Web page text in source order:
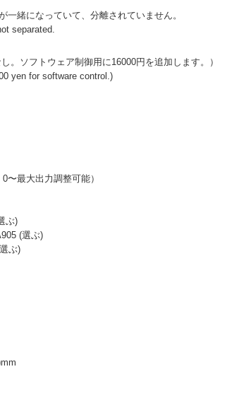
緒になっていて、分離されていません。
separated.
。ソフトウェア制御用に16000円を追加します。）
yen for software control.)
〜最大出力調整可能）
ぶ)
(選ぶ)
ぶ)